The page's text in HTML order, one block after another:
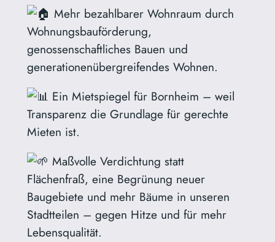
Mehr bezahlbarer Wohnraum durch
Wohnungsbauförderung,
genossenschaftliches Bauen und
generationenübergreifendes Wohnen.
Ein Mietspiegel für Bornheim – weil
Transparenz die Grundlage für gerechte
Mieten ist.
Maßvolle Verdichtung statt
Flächenfraß, eine Begrünung neuer
Baugebiete und mehr Bäume in unseren
Stadtteilen – gegen Hitze und für mehr
Lebensqualität.